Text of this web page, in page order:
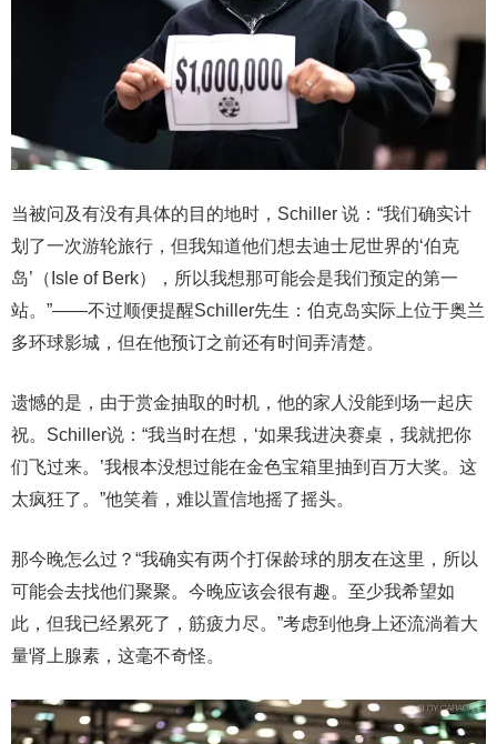
当被问及有没有具体的目的地时，Schiller 说：“我们确实计
划了一次游轮旅行，但我知道他们想去迪士尼世界的‘伯克
岛’（Isle of Berk），所以我想那可能会是我们预定的第一
站。”——不过顺便提醒Schiller先生：伯克岛实际上位于奥兰
多环球影城，但在他预订之前还有时间弄清楚。
遗憾的是，由于赏金抽取的时机，他的家人没能到场一起庆
祝。Schiller说：“我当时在想，‘如果我进决赛桌，我就把你
们飞过来。’我根本没想过能在金色宝箱里抽到百万大奖。这
太疯狂了。”他笑着，难以置信地摇了摇头。
那今晚怎么过？“我确实有两个打保龄球的朋友在这里，所以
可能会去找他们聚聚。今晚应该会很有趣。至少我希望如
此，但我已经累死了，筋疲力尽。”考虑到他身上还流淌着大
量肾上腺素，这毫不奇怪。